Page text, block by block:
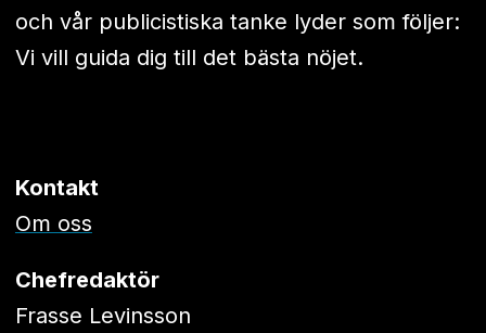
och vår publicistiska tanke lyder som följer:
Vi vill guida dig till det bästa nöjet.
Kontakt
Om oss
Chefredaktör
Frasse Levinsson